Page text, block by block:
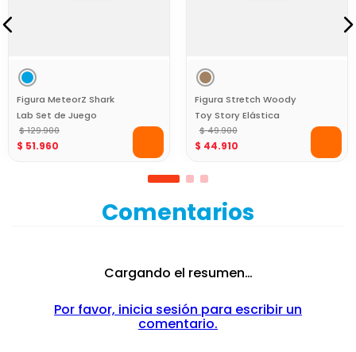
Figura MeteorZ Shark
Lab Set de Juego
Coleccionable
$ 129.900
$ 51.960
Figura Stretch Woody
Toy Story Elástica
Disney Pixar
$ 49.900
$ 44.910
Comentarios
Cargando el resumen…
Por favor, inicia sesión para escribir un
comentario.